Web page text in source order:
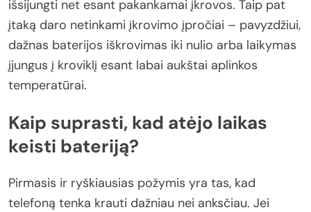
išsijungti net esant pakankamai įkrovos. Taip pat
įtaką daro netinkami įkrovimo įpročiai – pavyzdžiui,
dažnas baterijos iškrovimas iki nulio arba laikymas
įjungus į kroviklį esant labai aukštai aplinkos
temperatūrai.
Kaip suprasti, kad atėjo laikas
keisti bateriją?
Pirmasis ir ryškiausias požymis yra tas, kad
telefoną tenka krauti dažniau nei anksčiau. Jei